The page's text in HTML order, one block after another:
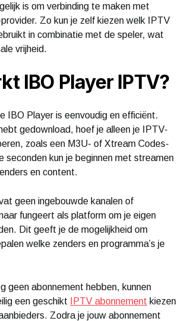
is om verbinding te maken met
Zo kun je zelf kiezen welk IPTV
in combinatie met de speler, wat
vrijheid.
IBO Player IPTV?
IBO Player is eenvoudig en efficiënt.
gedownload, hoef je alleen je IPTV-
zoals een M3U- of Xtream Codes-
seconden kun je beginnen met streamen
en content.
geen ingebouwde kanalen of
fungeert als platform om je eigen
Dit geeft je de mogelijkheid om
welke zenders en programma’s je
geen abonnement hebben, kunnen
een geschikt
IPTV abonnement kiezen
Zodra je jouw abonnement